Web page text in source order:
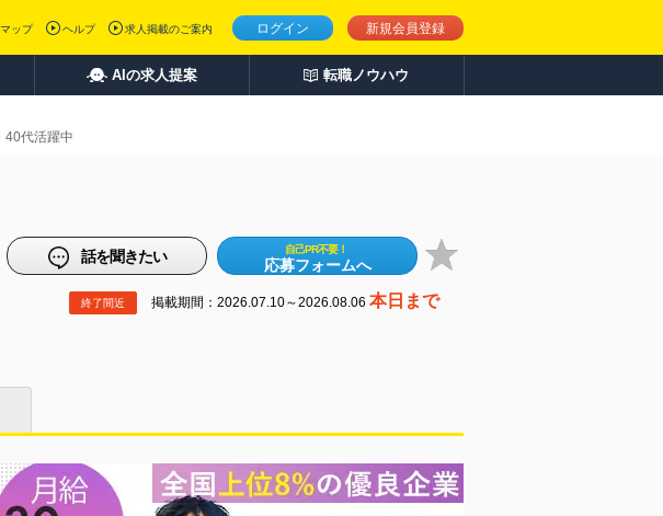
ログイン 新規会員登録
ップ ヘルプ 求人掲載のご案内
AIの求人提案 転職ノウハウ
40代活躍中
話を聞きたい 自己PR不要！
応募フォームへ
終了間近 掲載期間：2026.07.10～2026.08.06 本日まで